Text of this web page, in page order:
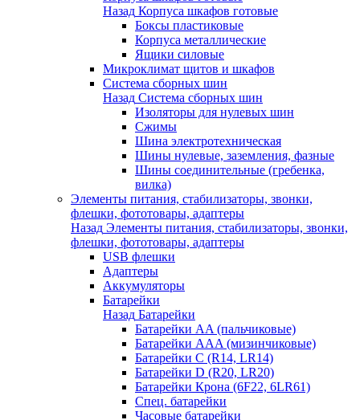
Назад Корпуса шкафов готовые
Боксы пластиковые
Корпуса металлические
Ящики силовые
Микроклимат щитов и шкафов
Система сборных шин
Назад Система сборных шин
Изоляторы для нулевых шин
Сжимы
Шина электротехническая
Шины нулевые, заземления, фазные
Шины соединительные (гребенка,
вилка)
Элементы питания, стабилизаторы, звонки,
флешки, фототовары, адаптеры
Назад Элементы питания, стабилизаторы, звонки,
флешки, фототовары, адаптеры
USB флешки
Адаптеры
Аккумуляторы
Батарейки
Назад Батарейки
Батарейки AA (пальчиковые)
Батарейки AAA (мизинчиковые)
Батарейки C (R14, LR14)
Батарейки D (R20, LR20)
Батарейки Крона (6F22, 6LR61)
Спец. батарейки
Часовые батарейки